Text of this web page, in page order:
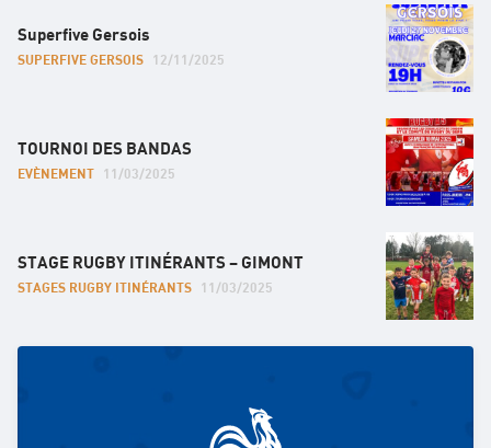
Superfive Gersois
SUPERFIVE GERSOIS 12/11/2025
TOURNOI DES BANDAS
EVÈNEMENT 11/03/2025
STAGE RUGBY ITINÉRANTS – GIMONT
STAGES RUGBY ITINÉRANTS 11/03/2025